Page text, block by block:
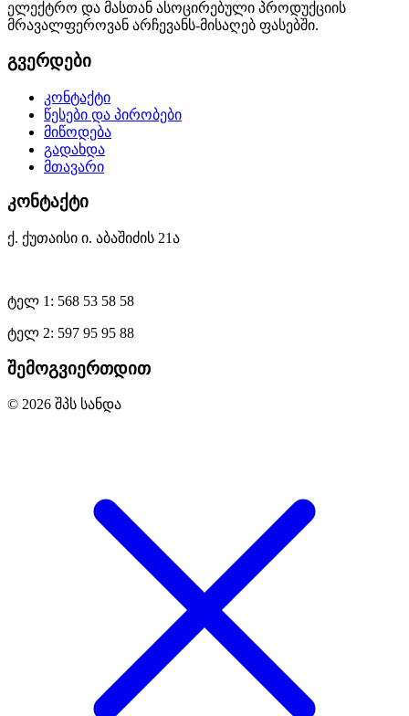
ელექტრო და მასთან ასოცირებული პროდუქციის
მრავალფეროვან არჩევანს-მისაღებ ფასებში.
გვერდები
კონტაქტი
წესები და პირობები
მიწოდება
გადახდა
მთავარი
კონტაქტი
ქ. ქუთაისი ი. აბაშიძის 21ა
ტელ 1: 568 53 58 58
ტელ 2: 597 95 95 88
შემოგვიერთდით
© 2026 შპს სანდა